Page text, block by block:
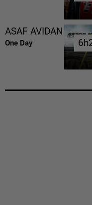
ASAF AVIDAN
One Day